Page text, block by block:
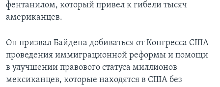
фентанилом, который привел к гибели тысяч
американцев.
Он призвал Байдена добиваться от Конгресса США
проведения иммиграционной реформы и помощи
в улучшении правового статуса миллионов
мексиканцев, которые находятся в США без